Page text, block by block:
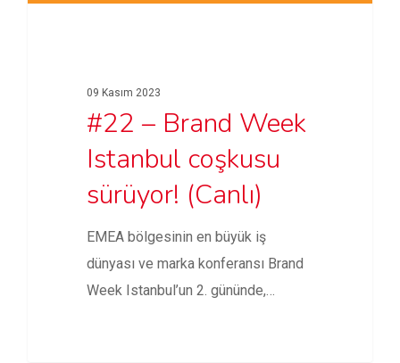
09 Kasım 2023
#22 – Brand Week
Istanbul coşkusu
sürüyor! (Canlı)
EMEA bölgesinin en büyük iş
dünyası ve marka konferansı Brand
Week Istanbul’un 2. gününde,